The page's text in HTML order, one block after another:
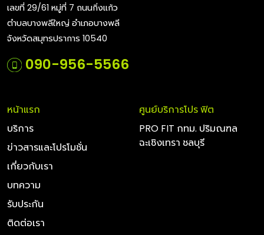
เลขที่ 29/61 หมู่ที่ 7 ถนนกิ่งแก้ว
ตำบลบางพลีใหญ่ อำเภอบางพลี
จังหวัดสมุทรปราการ 10540
090-956-5566
หน้าแรก
บริการ
ข่าวสารและโปรโมชั่น
เกี่ยวกับเรา
บทความ
รับประกัน
ติดต่อเรา
ศูนย์บริการโปร ฟิต
PRO FIT กทม. ปริมณฑล
ฉะเชิงเทรา ชลบุรี